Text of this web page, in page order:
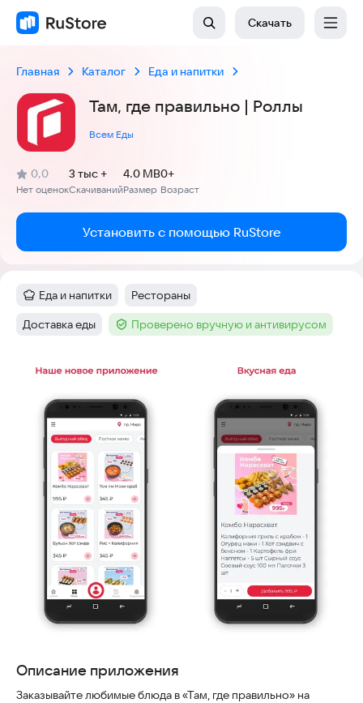
Скачать
Главная Каталог Еда и напитки
Там, где правильно | Роллы
Всем Еды
Рейтинг:
0,0
(
Нет оценок
)
Скачиваний
3 тыс +
Размер
4.0 MB
Возраст
0+
Установить с помощью RuStore
Категория:
Еда и напитки Тег:
Рестораны
Тег:
Доставка еды Тег :Проверено вручную и антивирусом
Скриншоты
Описание приложения
Заказывайте любимые блюда в «Там, где правильно» на